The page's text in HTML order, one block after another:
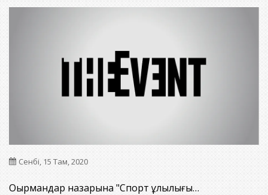
Сенбі, 15 Там, 2020
Оқырмандар назарына "Спорт ұлылығы…